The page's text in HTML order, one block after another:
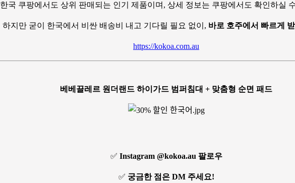
한국 쿠팡에서도 상위 판매되는 인기 제품이며, 상세 정보는 쿠팡에서도 확인하실
하지만 굳이 한국에서 비싼 배송비 내고 기다릴 필요 없이, 바로 호주에서 빠르게
https://kokoa.com.au
베베끌레르 원더랜드 하이가드 범퍼침대 + 맞춤형 순면 패드
✅ Instagram @kokoa.au 팔로우
✅ 궁금한 점은 DM 주세요!